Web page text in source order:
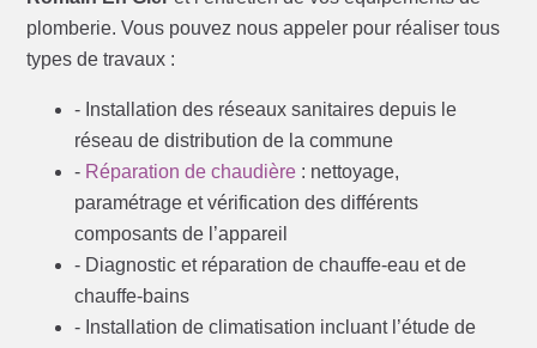
plomberie. Vous pouvez nous appeler pour réaliser tous
types de travaux :
- Installation des réseaux sanitaires depuis le
réseau de distribution de la commune
- Réparation de chaudière : nettoyage,
paramétrage et vérification des différents
composants de l’appareil
- Diagnostic et réparation de chauffe-eau et de
chauffe-bains
- Installation de climatisation incluant l’étude de